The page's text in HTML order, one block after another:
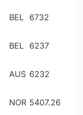
BEL 6732
BEL 6237
AUS 6232
NOR 5407.26